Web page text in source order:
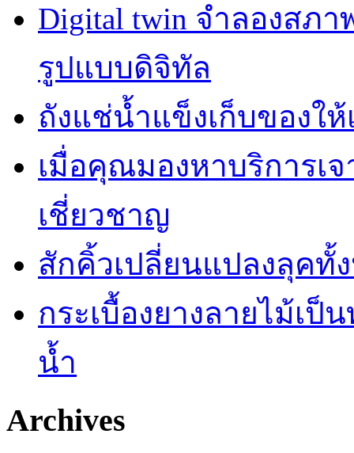
Digital twin จำลองสภ
รูปแบบดิจิทัล
ถังแช่น้ำแข็งเก็บของให้
เมื่อคุณมองหาบริการเ
เชี่ยวชาญ
สักคิ้วเปลี่ยนแปลงลุคทั้
กระเบื้องยางลายไม้เ
น้ำ
Archives